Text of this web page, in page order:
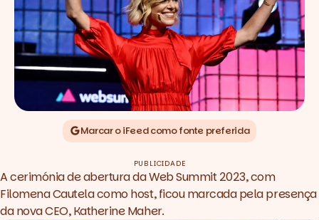
Marcar o iFeed como fonte preferida
PUBLICIDADE
A cerimónia de abertura da Web Summit 2023, com
Filomena Cautela comohost, ficou marcada pela presença
da nova CEO, Katherine Maher.